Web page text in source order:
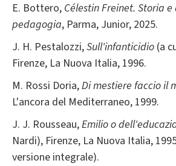
E. Bottero, Célestin Freinet. Storia
pedagogia, Parma, Junior, 2025.
J. H. Pestalozzi,Sull'infanticidio (a
Firenze, La Nuova Italia, 1996.
M. Rossi Doria,Di mestiere faccio il
L'ancora del Mediterraneo, 1999.
J. J. Rousseau,Emilio o
Nardi), Firenze, La Nuova Italia,
versione integrale).